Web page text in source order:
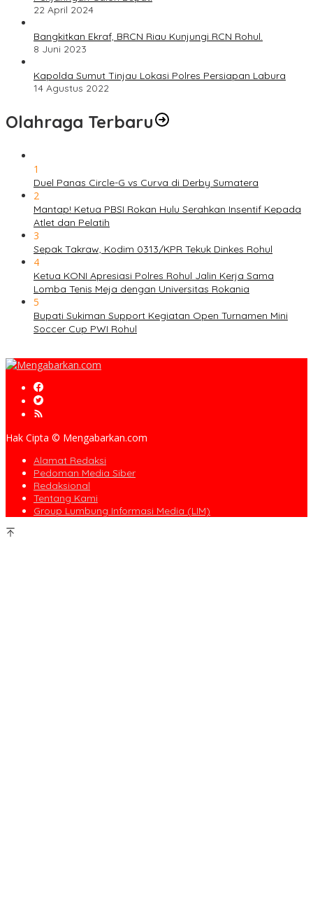
22 April 2024
Bangkitkan Ekraf, BRCN Riau Kunjungi RCN Rohul.
8 Juni 2023
Kapolda Sumut Tinjau Lokasi Polres Persiapan Labura
14 Agustus 2022
Olahraga Terbaru
1
Duel Panas Circle-G vs Curva di Derby Sumatera
2
Mantap! Ketua PBSI Rokan Hulu Serahkan Insentif Kepada
Atlet dan Pelatih
3
Sepak Takraw, Kodim 0313/KPR Tekuk Dinkes Rohul
4
Ketua KONI Apresiasi Polres Rohul Jalin Kerja Sama
Lomba Tenis Meja dengan Universitas Rokania
5
Bupati Sukiman Support Kegiatan Open Turnamen Mini
Soccer Cup PWI Rohul
Hak Cipta © Mengabarkan.com
Alamat Redaksi
Pedoman Media Siber
Redaksional
Tentang Kami
Group Lumbung Informasi Media (LIM)